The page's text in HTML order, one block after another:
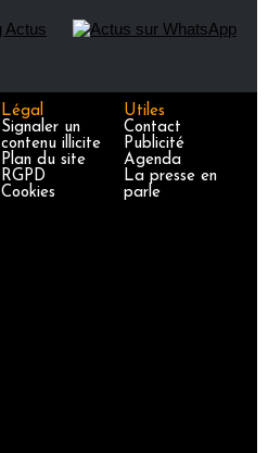
Légal
Signaler un
contenu illicite
Plan du site
RGPD
Cookies
Utiles
Contact
Publicité
Agenda
La presse en
parle